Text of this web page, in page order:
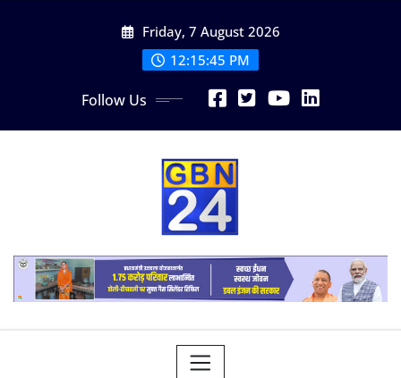
Friday, 7 August 2026
12:15:46 PM
Follow Us